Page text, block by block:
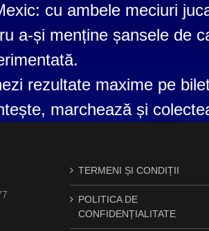
cu ambele meciuri
a-și menține șansele de
rezultate maxime pe
marchează și
TERMENI ȘI CONDIȚII
POLITICA DE
CONFIDENȚIALITATE